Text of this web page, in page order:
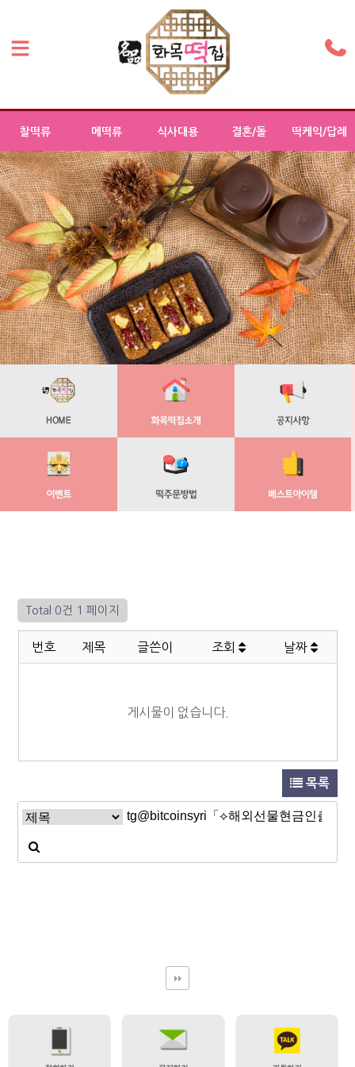
찰떡류 메떡류 식사대용 결혼/돌 떡케익/답례
Total 0건 1 페이지
번호 제목 글쓴이 조회 날짜
게시물이 없습니다.
목록